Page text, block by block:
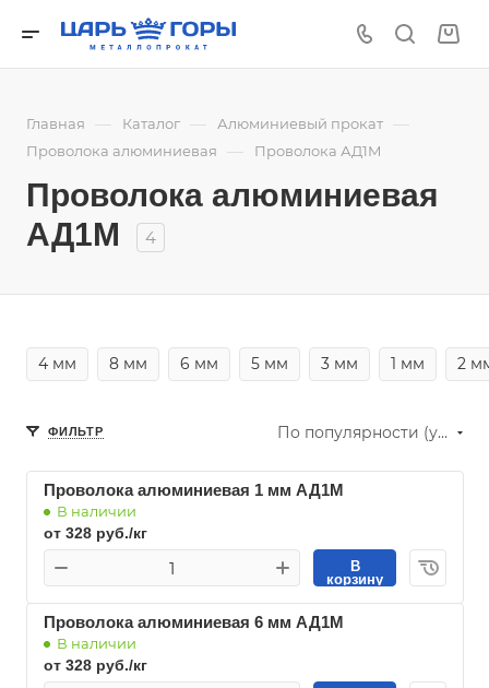
Главная — Каталог — Алюминиевый прокат —
Проволока алюминиевая — Проволока АД1М
Проволока алюминиевая
АД1М
4
4 мм 8 мм 6 мм 5 мм 3 мм 1 мм 2
ФИЛЬТР По популярности (убывание)
Проволока алюминиевая 1 мм АД1М
В наличии
от 328 руб./кг
В
корзину
Проволока алюминиевая 6 мм АД1М
В наличии
от 328 руб./кг